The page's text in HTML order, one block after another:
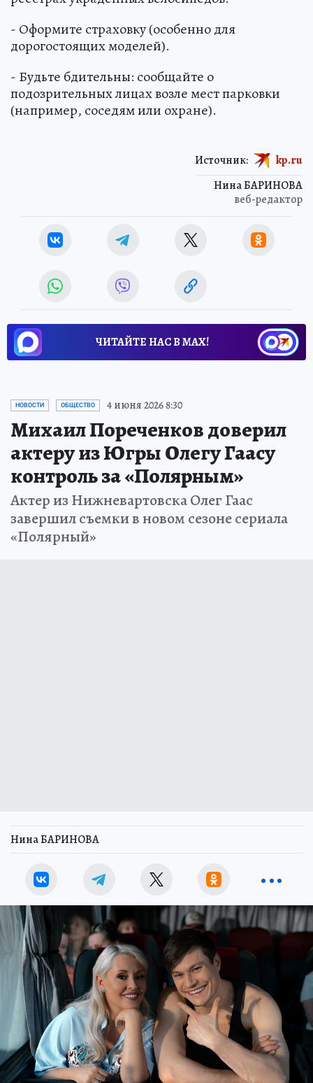
- Оформите страховку (особенно для
дорогостоящих моделей).
- Будьте бдительны: сообщайте о
подозрительных лицах возле мест парковки
(например, соседям или охране).
Нина БАРИНОВА
веб-редактор
Источник: kp.ru
ЧИТАЙТЕ НАС В МАХ!
НОВОСТИ ОБЩЕСТВО 4 июня 2026 8:30
Михаил Пореченков доверил
актеру из Югры Олегу Гаасу
контроль за «Полярным»
Актер из Нижневартовска Олег Гаас
завершил съемки в новом сезоне сериала
«Полярный»
Нина БАРИНОВА